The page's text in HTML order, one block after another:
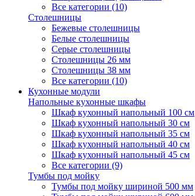
Все категории (10)
Столешницы
Бежевые столешницы
Белые столешницы
Серые столешницы
Столешницы 26 мм
Столешницы 38 мм
Все категории (10)
Кухонные модули
Напольные кухонные шкафы
Шкаф кухонный напольный 100 см
Шкаф кухонный напольный 30 см
Шкаф кухонный напольный 35 см
Шкаф кухонный напольный 40 см
Шкаф кухонный напольный 45 см
Все категории (9)
Тумбы под мойку
Тумбы под мойку шириной 500 мм